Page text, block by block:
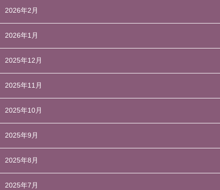
2026年2月
2026年1月
2025年12月
2025年11月
2025年10月
2025年9月
2025年8月
2025年7月